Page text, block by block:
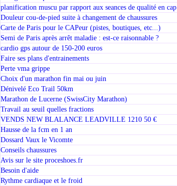
planification muscu par rapport aux seances de qualité en cap
Douleur cou-de-pied suite à changement de chaussures
Carte de Paris pour le CAPeur (pistes, boutiques, etc...)
Semi de Paris après arrêt maladie : est-ce raisonnable ?
cardio gps autour de 150-200 euros
Faire ses plans d'entrainements
Perte vma grippe
Choix d'un marathon fin mai ou juin
Dénivelé Eco Trail 50km
Marathon de Lucerne (SwissCity Marathon)
Travail au seuil quelles fractions
VENDS NEW BLALANCE LEADVILLE 1210 50 €
Hausse de la fcm en 1 an
Dossard Vaux le Vicomte
Conseils chaussures
Avis sur le site proceshoes.fr
Besoin d'aide
Rythme cardiaque et le froid